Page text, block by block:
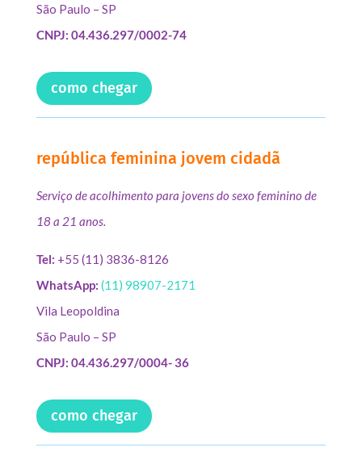
São Paulo – SP
CNPJ: 04.436.297/0002-74
como chegar
república feminina jovem cidadã
Serviço de acolhimento para jovens do sexo feminino de
18 a 21 anos.
Tel: +55 (11) 3836-8126
WhatsApp: (11) 98907-2171
Vila Leopoldina
São Paulo – SP
CNPJ: 04.436.297/0004- 36
como chegar